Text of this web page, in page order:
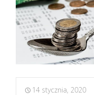
14 stycznia, 2020